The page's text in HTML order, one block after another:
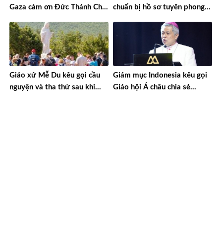
Gaza cảm ơn Đức Thánh Cha
nguyện cho Gaza
chuẩn bị hồ sơ tuyên phong
Giáo xứ Mễ Du kêu gọi cầu
nguyện và tha thứ sau khi
Giám mục Indonesia kêu gọi
Giáo hội Á châu chia sẻ